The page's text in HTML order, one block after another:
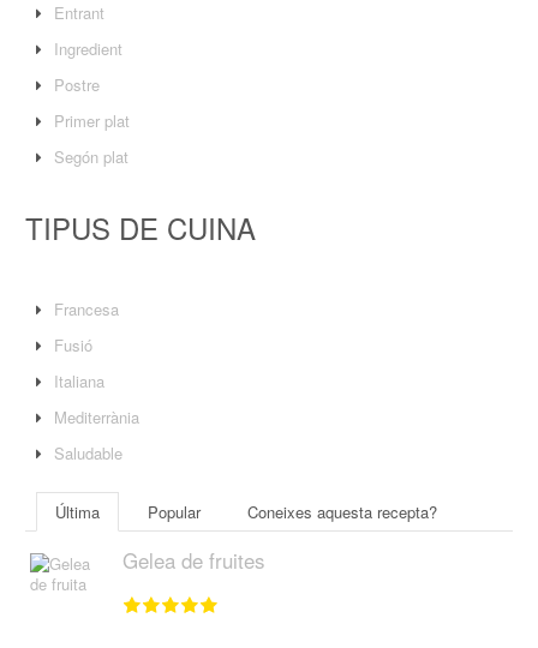
Entrant
Ingredient
Postre
Primer plat
Segón plat
TIPUS DE CUINA
Francesa
Fusió
Italiana
Mediterrània
Saludable
Última Popular Coneixes aquesta recepta?
Gelea de fruites